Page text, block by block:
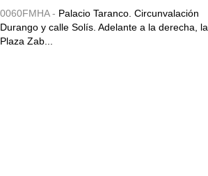
0060FMHA - Palacio Taranco. Circunvalación
Durango y calle Solís. Adelante a la derecha, la
Plaza Zab...